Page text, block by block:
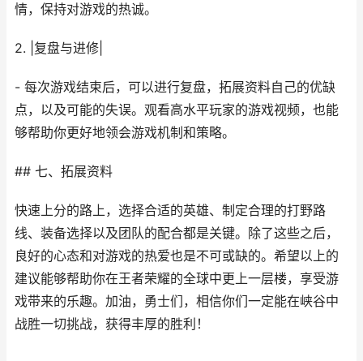
情，保持对游戏的热诚。
2. |复盘与进修|
- 每次游戏结束后，可以进行复盘，拓展资料自己的优缺
点，以及可能的失误。观看高水平玩家的游戏视频，也能
够帮助你更好地领会游戏机制和策略。
## 七、拓展资料
快速上分的路上，选择合适的英雄、制定合理的打野路
线、装备选择以及团队的配合都是关键。除了这些之后，
良好的心态和对游戏的热爱也是不可或缺的。希望以上的
建议能够帮助你在王者荣耀的全球中更上一层楼，享受游
戏带来的乐趣。加油，勇士们，相信你们一定能在峡谷中
战胜一切挑战，获得丰厚的胜利！